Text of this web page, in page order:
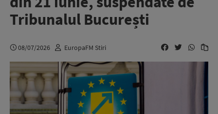
Tribunalul București
08/07/2026 EuropaFM Stiri